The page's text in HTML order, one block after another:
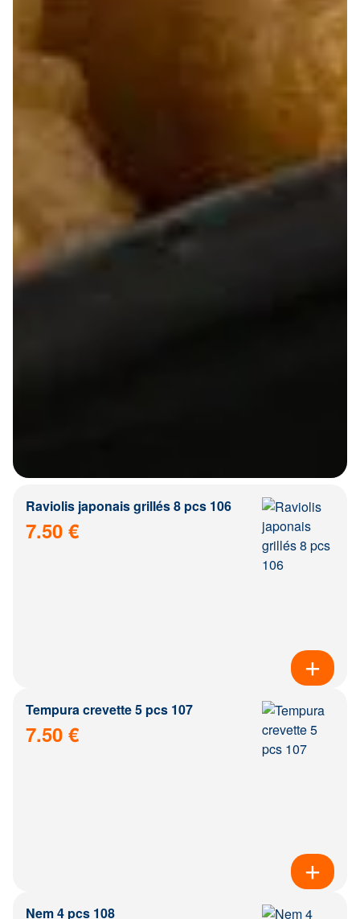
Raviolis japonais grillés 8 pcs 106
7.50 €
Tempura crevette 5 pcs 107
7.50 €
Nem 4 pcs 108